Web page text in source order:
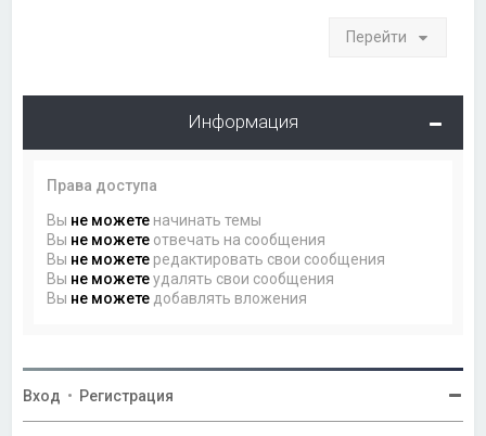
Перейти
Информация
Права доступа
Вы не можете начинать темы
Вы не можете отвечать на сообщения
Вы не можете редактировать свои сообщения
Вы не можетеудалять свои сообщения
Вы не можете добавлять вложения
Вход • Регистрация